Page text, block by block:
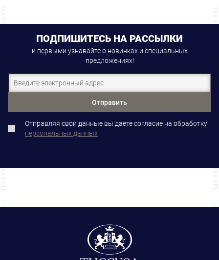
ПОДПИШИТЕСЬ НА РАССЫЛКИ
и первыми узнавайте о новинках и специальных
предложениях!
Отправить
Отправляя свои данные вы даете согласие на обработку
персональных данных